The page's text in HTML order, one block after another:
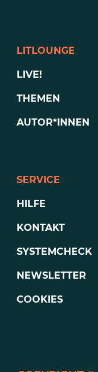
LITLOUNGE
LIVE!
THEMEN
AUTOR*INNEN
SERVICE
HILFE
KONTAKT
SYSTEMCHECK
NEWSLETTER
COOKIES